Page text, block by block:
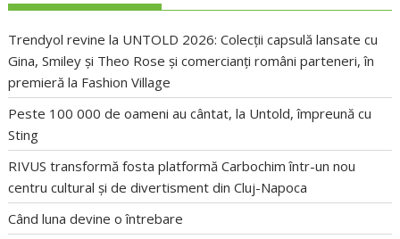
Trendyol revine la UNTOLD 2026: Colecții capsulă lansate cu
Gina, Smiley și Theo Rose și comercianți români parteneri, în
premieră la Fashion Village
Peste 100 000 de oameni au cântat, la Untold, împreună cu
Sting
RIVUS transformă fosta platformă Carbochim într-un nou
centru cultural și de divertisment din Cluj-Napoca
Când luna devine o întrebare